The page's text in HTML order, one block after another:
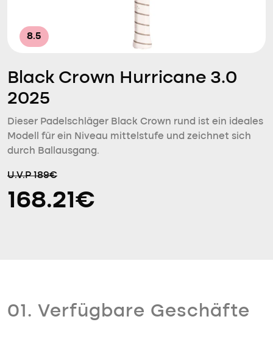
8.5
Black Crown Hurricane 3.0
2025
Dieser Padelschläger Black Crown rund ist ein ideales
Modell für ein Niveau mittelstufe und zeichnet sich
durch Ballausgang.
U.V.P 189€
168.21€
01. Verfügbare Geschäfte